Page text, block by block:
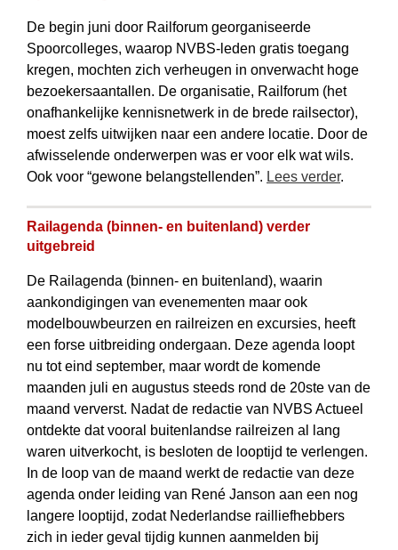
De begin juni door Railforum georganiseerde
Spoorcolleges, waarop NVBS-leden gratis toegang
kregen, mochten zich verheugen in onverwacht hoge
bezoekersaantallen. De organisatie, Railforum (het
onafhankelijke kennisnetwerk in de brede railsector),
moest zelfs uitwijken naar een andere locatie. Door de
afwisselende onderwerpen was er voor elk wat wils.
Ook voor “gewone belangstellenden”. Lees verder.
Railagenda (binnen- en buitenland) verder
uitgebreid
De Railagenda (binnen- en buitenland), waarin
aankondigingen van evenementen maar ook
modelbouwbeurzen en railreizen en excursies, heeft
een forse uitbreiding ondergaan. Deze agenda loopt
nu tot eind september, maar wordt de komende
maanden juli en augustus steeds rond de 20ste van de
maand ververst. Nadat de redactie van NVBS Actueel
ontdekte dat vooral buitenlandse railreizen al lang
waren uitverkocht, is besloten de looptijd te verlengen.
In de loop van de maand werkt de redactie van deze
agenda onder leiding van René Janson aan een nog
langere looptijd, zodat Nederlandse railliefhebbers
zich in ieder geval tijdig kunnen aanmelden bij